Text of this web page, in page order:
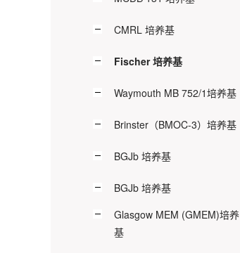
CMRL 培养基
Fischer 培养基
Waymouth MB 752/1培养基
Brinster（BMOC-3）培养基
BGJb 培养基
BGJb 培养基
Glasgow MEM (GMEM)培养
基